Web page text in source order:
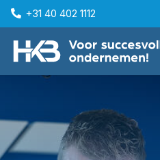
+31 40 402 1112